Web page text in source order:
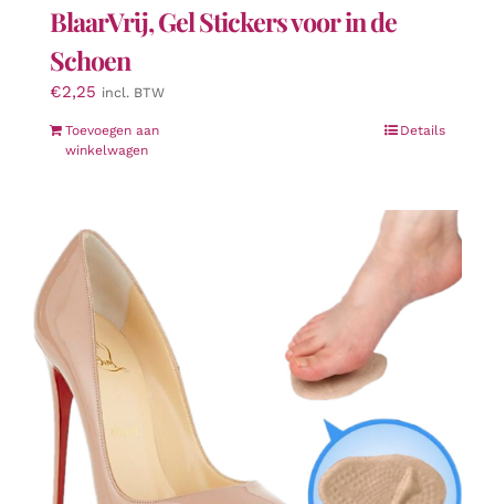
BlaarVrij, Gel Stickers voor in de
Schoen
€2,25 incl. BTW
Toevoegen aan
winkelwagen
Details